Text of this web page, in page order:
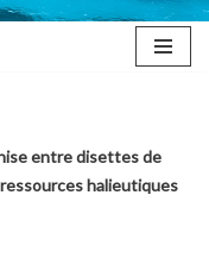
entre disettes de
halieutiques